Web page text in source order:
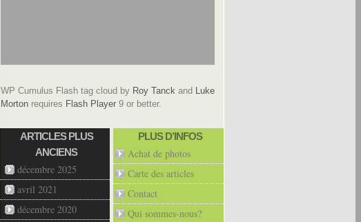
WP Cumulus Flash tag cloud by Roy Tanck and Luke
Morton requires Flash Player 9 or better.
ARTICLES PLUS
ANCIENS
décembre 2025
avril 2021
décembre 2020
PLUS D’INFOS
Achat de photos
Carte des articles
Contact
Qui sommes-nous?